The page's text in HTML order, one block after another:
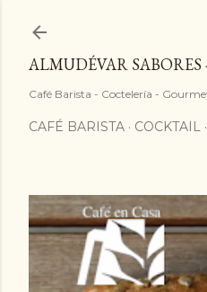
ALMUDÉVAR
Café Barista - Coctelería -
CAFÉ BARISTA COCKTAIL